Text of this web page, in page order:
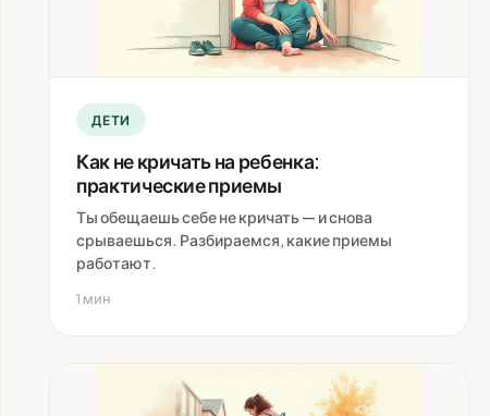
ДЕТИ
Как не кричать на ребенка:
практические приемы
Ты обещаешь себе не кричать — и снова
срываешься. Разбираемся, какие приемы
работают.
1 мин